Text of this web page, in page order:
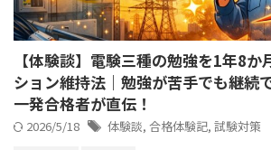
【体験談】電験三種の勉強を1年8か
ション維持法｜勉強が苦手でも継続
一発合格者が直伝！
2026/5/18 体験談, 合格体験記, 試験対策